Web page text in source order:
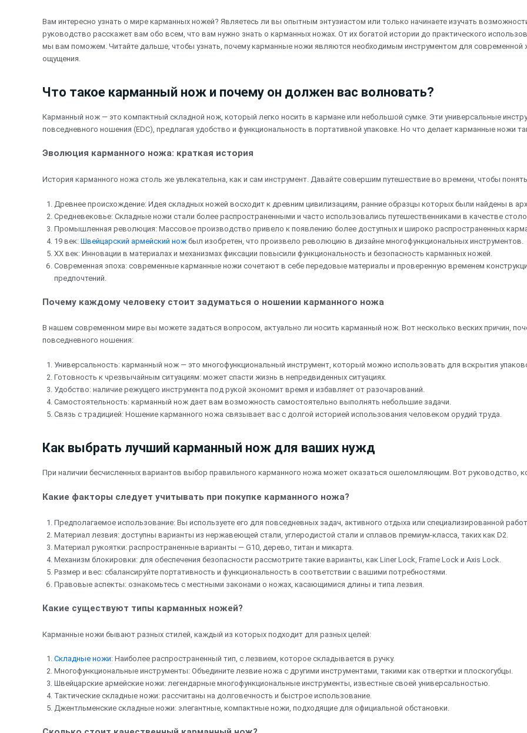
содержимому
Вам интересно узнать о мире карманных ножей? Являетесь ли вы опытным энтузиастом или только начинаете изучать
руководство расскажет вам обо всем, что вам нужно знать о карманных ножах. От их богатой истории до практического
мы вам поможем. Читайте дальше, чтобы узнать, почему карманные ножи являются необходимым инструментом для современной
ощущения.
Что такое карманный нож и почему он должен вас волновать?
Карманный нож — это компактный складной нож, который легко носить в кармане или небольшой сумке. Эти универсальные
повседневного ношения (EDC), предлагая удобство и функциональность в портативной упаковке. Но что делает карманные ножи
Эволюция карманного ножа: краткая история
История карманного ножа столь же увлекательна, как и сам инструмент. Давайте совершим путешествие во времени, чтобы
Древнее происхождение: Идея складных ножей восходит к древним цивилизациям, ранние образцы которых были найдены в
Средневековье: Складные ножи стали более распространенными и часто использовались путешественниками в качестве
Промышленная революция: Массовое производство привело к появлению более доступных и широко распространенных
19 век: Швейцарский армейский нож был изобретен, что произвело революцию в дизайне многофункциональных инструментов.
XX век: Инновации в материалах и механизмах фиксации повысили функциональность и безопасность карманных ножей.
Современная эпоха: современные карманные ножи сочетают в себе передовые материалы и проверенную временем
предпочтений.
Почему каждому человеку стоит задуматься о ношении карманного ножа
В нашем современном мире вы можете задаться вопросом, актуально ли носить карманный нож. Вот несколько веских причин,
повседневного ношения:
Универсальность: карманный нож — это многофункциональный инструмент, который можно использовать для вскрытия
Готовность к чрезвычайным ситуациям: может спасти жизнь в непредвиденных ситуациях.
Удобство: наличие режущего инструмента под рукой экономит время и избавляет от разочарований.
Самостоятельность: карманный нож дает вам возможность самостоятельно выполнять небольшие задачи.
Связь с традицией: Ношение карманного ножа связывает вас с долгой историей использования человеком орудий труда.
Как выбрать лучший карманный нож для ваших нужд
При наличии бесчисленных вариантов выбор правильного карманного ножа может оказаться ошеломляющим. Вот руководство,
Какие факторы следует учитывать при покупке карманного ножа?
Предполагаемое использование: Вы используете его для повседневных задач, активного отдыха или специализированной
Материал лезвия: доступны варианты из нержавеющей стали, углеродистой стали и сплавов премиум-класса, таких как D2.
Материал рукоятки: распространенные варианты — G10, дерево, титан и микарта.
Механизм блокировки: для обеспечения безопасности рассмотрите такие варианты, как Liner Lock, Frame Lock и Axis Lock.
Размер и вес: сбалансируйте портативность и функциональность в соответствии с вашими потребностями.
Правовые аспекты: ознакомьтесь с местными законами о ножах, касающимися длины и типа лезвия.
Какие существуют типы карманных ножей?
Карманные ножи бывают разных стилей, каждый из которых подходит для разных целей:
Складные ножи: Наиболее распространенный тип, с лезвием, которое складывается в ручку.
Многофункциональные инструменты: Объедините лезвие ножа с другими инструментами, такими как отвертки и плоскогубцы.
Швейцарские армейские ножи: легендарные многофункциональные инструменты, известные своей универсальностью.
Тактические складные ножи: рассчитаны на долговечность и быстрое использование.
Джентльменские складные ножи: элегантные, компактные ножи, подходящие для официальной обстановки.